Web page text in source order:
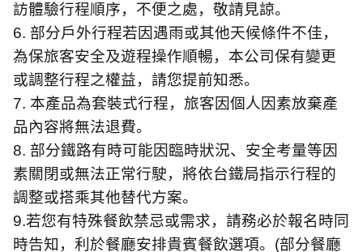
訪體驗行程順序，不便之處，敬請見諒。
6. 部分戶外行程若因遇雨或其他天候條件不佳，
為保旅客安全及遊程操作順暢，本公司保有變更
或調整行程之權益，請您提前知悉。
7. 本產品為套裝式行程，旅客因個人因素放棄產
品內容將無法退費。
8. 部分鐵路有時可能因臨時狀況、安全考量等因
素關閉或無法正常行駛，將依台鐵局指示行程的
調整或搭乘其他替代方案。
9.若您有特殊餐飲禁忌或需求，請務必於報名時同
時告知，利於餐廳安排貴賓餐飲選項。 (部分餐廳